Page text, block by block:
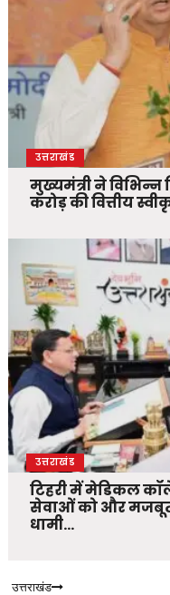
उत्तराखंड
मुख्यमंत्री ने
करोड़ की वित्तीय
उत्तराखंड
टिहरी में मेडिकल
सेवाओं को और मजबूत
धामी…
उत्तराखंड